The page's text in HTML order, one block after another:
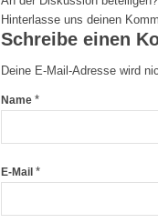
Hinterlasse uns deinen
Schreibe einen
Deine E-Mail-Adresse wird
Name *
E-Mail *